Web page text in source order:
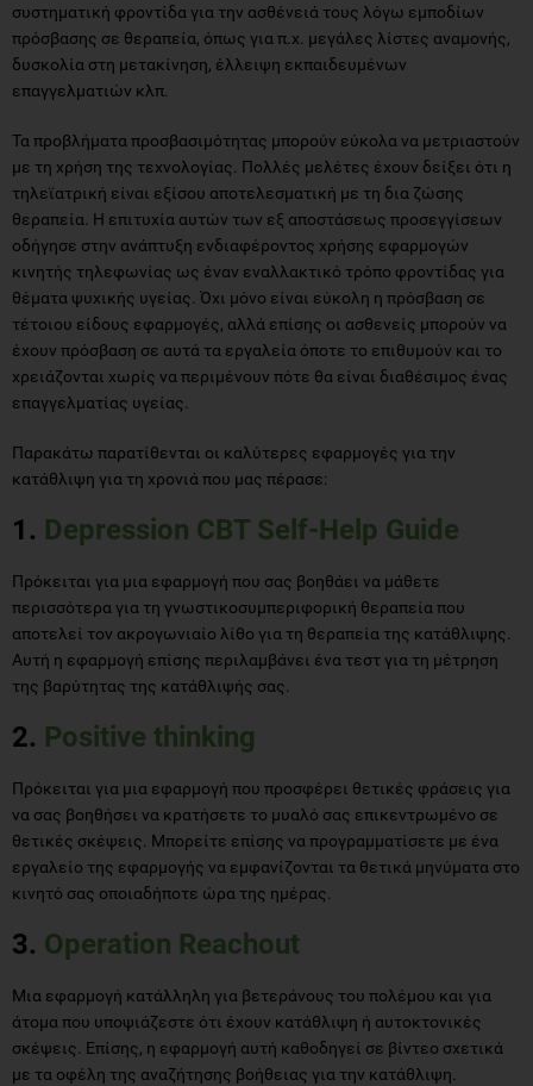
συστηματική φροντίδα για την ασθένειά τους λόγω εμποδίων
πρόσβασης σε θεραπεία, όπως για π.χ. μεγάλες λίστες αναμονής,
δυσκολία στη μετακίνηση, έλλειψη εκπαιδευμένων
επαγγελματιών κλπ.
Τα προβλήματα προσβασιμότητας μπορούν εύκολα να μετριαστούν
με τη χρήση της τεχνολογίας. Πολλές μελέτες έχουν δείξει ότι η
τηλεϊατρική είναι εξίσου αποτελεσματική με τη δια ζώσης
θεραπεία. Η επιτυχία αυτών των εξ αποστάσεως προσεγγίσεων
οδήγησε στην ανάπτυξη ενδιαφέροντος χρήσης εφαρμογών
κινητής τηλεφωνίας ως έναν εναλλακτικό τρόπο φροντίδας για
θέματα ψυχικής υγείας. Όχι μόνο είναι εύκολη η πρόσβαση σε
τέτοιου είδους εφαρμογές, αλλά επίσης οι ασθενείς μπορούν να
έχουν πρόσβαση σε αυτά τα εργαλεία όποτε το επιθυμούν και το
χρειάζονται χωρίς να περιμένουν πότε θα είναι διαθέσιμος ένας
επαγγελματίας υγείας.
Παρακάτω παρατίθενται οι καλύτερες εφαρμογές για την
κατάθλιψη για τη χρονιά που μας πέρασε:
1. Depression CBT Self-Help Guide
Πρόκειται για μια εφαρμογή που σας βοηθάει να μάθετε
περισσότερα για τη γνωστικοσυμπεριφορική θεραπεία που
αποτελεί τον ακρογωνιαίο λίθο για τη θεραπεία της κατάθλιψης.
Αυτή η εφαρμογή επίσης περιλαμβάνει ένα τεστ για τη μέτρηση
της βαρύτητας της κατάθλιψής σας.
2. Positive thinking
Πρόκειται για μια εφαρμογή που προσφέρει θετικές φράσεις για
να σας βοηθήσει να κρατήσετε το μυαλό σας επικεντρωμένο σε
θετικές σκέψεις. Μπορείτε επίσης να προγραμματίσετε με ένα
εργαλείο της εφαρμογής να εμφανίζονται τα θετικά μηνύματα στο
κινητό σας οποιαδήποτε ώρα της ημέρας.
3. Οperation Reachout
Μια εφαρμογή κατάλληλη για βετεράνους του πολέμου και για
άτομα που υποψιάζεστε ότι έχουν κατάθλιψη ή αυτοκτονικές
σκέψεις. Επίσης, η εφαρμογή αυτή καθοδηγεί σε βίντεο σχετικά
με τα οφέλη της αναζήτησης βοήθειας για την κατάθλιψη.